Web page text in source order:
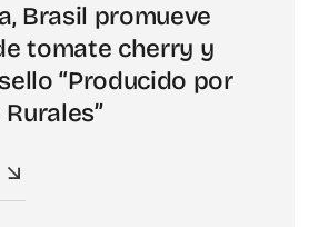
Brasil promueve
tomate cherry y
“Producido por